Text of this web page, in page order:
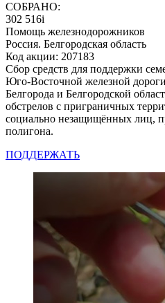
СОБРАНО:
302 516i
Помощь железнодорожников
Россия. Белгородская область
Код акции: 207183
Сбор средств для поддержки
Юго-Восточной железной
Белгорода и Белгородской
обстрелов с приграничных
социально незащищённых лиц,
полигона.
ПОДДЕРЖАТЬ